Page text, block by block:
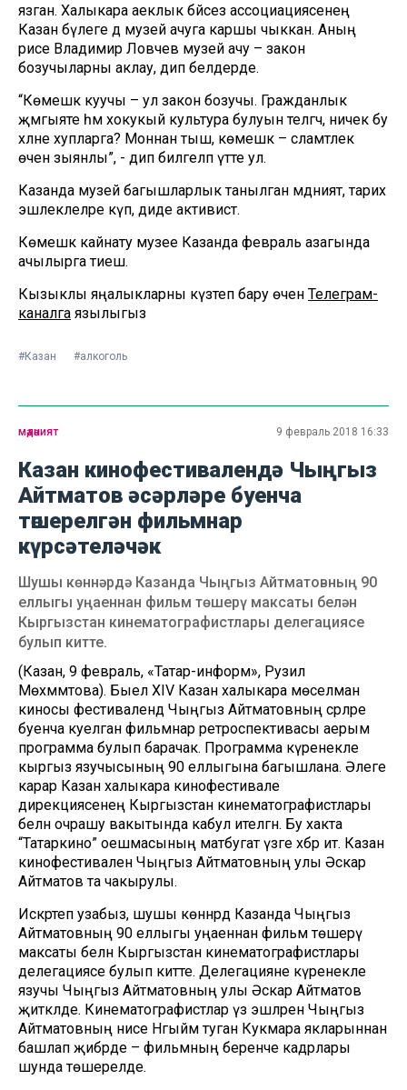
язган. Халыкара аеклык бәйсез ассоциациясенең
Казан бүлеге дә музей ачуга каршы чыккан. Аның
рәисе Владимир Ловчев музей ачу – закон
бозучыларны аклау, дип белдерде.
“Көмешкә куучы – ул закон бозучы. Гражданлык
җәмгыяте һәм хокукый культура булуын теләгәч, ничек бу
хәлне хупларга? Моннан тыш, көмешкә – сәламәтлек
өчен зыянлы”, - дип билгеләп үтте ул.
Казанда музей багышларлык танылган мәдәният, тарих
эшлеклеләре күп, диде активист.
Көмешкә кайнату музее Казанда февраль азагында
ачылырга тиеш.
Кызыклы яңалыкларны күзәтеп бару өчен Телеграм-
каналга язылыгыз
#Казан #алкоголь
мәдәният 9 февраль 2018 16:33
Казан кинофестивалендә Чыңгыз
Айтматов әсәрләре буенча
төшерелгән фильмнар
күрсәтеләчәк
Шушы көннәрдә Казанда Чыңгыз Айтматовның 90
еллыгы уңаеннан фильм төшерү максаты белән
Кыргызстан кинематографистлары делегациясе
булып китте.
(Казан, 9 февраль, «Татар-информ», Рузилә
Мөхәммәтова). Быел XIV Казан халыкара мөселман
киносы фестивалендә Чыңгыз Айтматовның әсәрләре
буенча куелган фильмнар ретроспективасы аерым
программа булып барачак. Программа күренекле
кыргыз язучысының 90 еллыгына багышлана. Әлеге
карар Казан халыкара кинофестивале
дирекциясенең Кыргызстан кинематографистлары
белән очрашу вакытында кабул ителгән. Бу хакта
“Татаркино” оешмасының матбугат үзәге хәбәр итә. Казан
кинофестиваленә Чыңгыз Айтматовның улы Әскар
Айтматов та чакырулы.
Искәртеп узабыз, шушы көннәрдә Казанда Чыңгыз
Айтматовның 90 еллыгы уңаеннан фильм төшерү
максаты белән Кыргызстан кинематографистлары
делегациясе булып китте. Делегацияне күренекле
язучы Чыңгыз Айтматовның улы Әскар Айтматов
җитәкләде. Кинематографистлар үз эшләрен Чыңгыз
Айтматовның әнисе Нәгыймә туган Кукмара якларыннан
башлап җибәрде – фильмның беренче кадрлары
шунда төшерелде.